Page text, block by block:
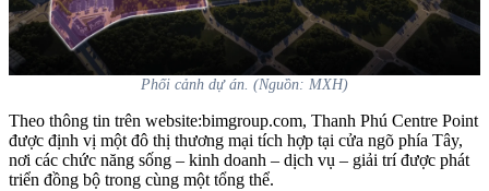
Phối cảnh dự án. (Nguồn: MXH)
Theo thông tin trên website:bimgroup.com, Thanh Phú Centre Point
được định vị một đô thị thương mại tích hợp tại cửa ngõ phía Tây,
nơi các chức năng sống – kinh doanh – dịch vụ – giải trí được phát
triển đồng bộ trong cùng một tổng thể.